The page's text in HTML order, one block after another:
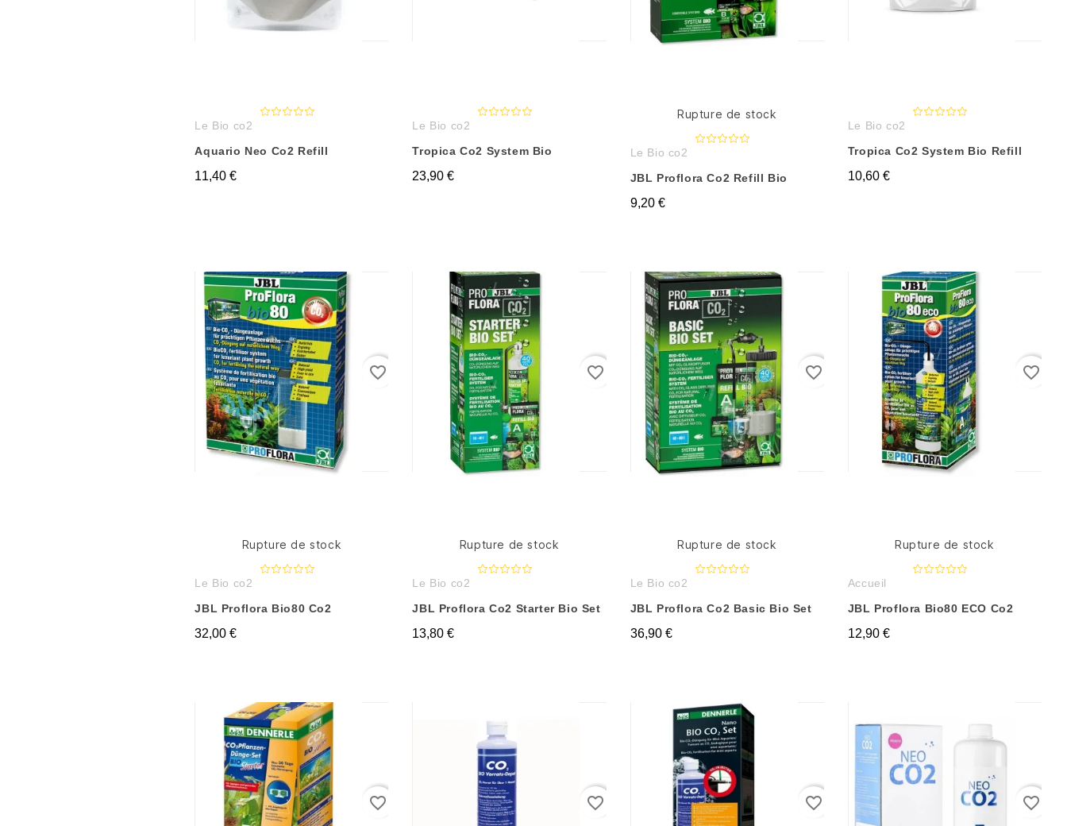
Le Bio co2
Aquario Neo Co2 Refill
11,40 €
Le Bio co2
Tropica Co2 System Bio
23,90 €
Rupture de stock
Le Bio co2
JBL Proflora Co2 Refill Bio
9,20 €
Le Bio co2
Tropica Co2 System Bio Refill
10,60 €
favorite_border
Rupture de stock
Le Bio co2
JBL Proflora Bio80 Co2
32,00 €
favorite_border
Rupture de stock
Le Bio co2
JBL Proflora Co2 Starter Bio Set
13,80 €
favorite_border
Rupture de stock
Le Bio co2
JBL Proflora Co2 Basic Bio Set
36,90 €
favorite_border
Rupture de stock
Accueil
JBL Proflora Bio80 ECO Co2
12,90 €
favorite_border favorite_border favorite_border favorite_border